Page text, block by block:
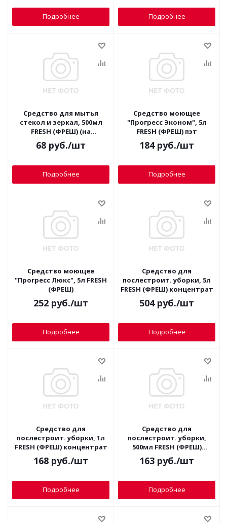
Подробнее Подробнее
Средство для мытья
стекол и зеркал, 500мл
FRESH (ФРЕШ) (на
изопропил. спирте)
68 руб./шт
Подробнее
Средство моющее
"Прогресс Эконом", 5л
FRESH (ФРЕШ) пэт
184руб./шт
Подробнее
Средство моющее
"Прогресс Люкс", 5л FRESH
(ФРЕШ)
252 руб./шт
Подробнее
Средство для
послестроит. уборки, 5л
FRESH (ФРЕШ) концентрат
504руб./шт
Подробнее
Средство для
послестроит. уборки, 1л
FRESH (ФРЕШ) концентрат
168 руб./шт
Подробнее
Средство для
послестроит. уборки,
500мл FRESH (ФРЕШ)
готовое, триггер
163 руб./шт
Подробнее